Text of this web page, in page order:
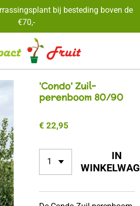
bij besteding boven de
€70,-
'Condo' Zuil-
perenboom 80/90
€ 22,95
IN